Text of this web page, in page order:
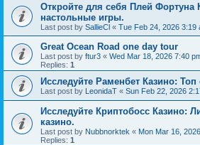
Откройте для себя Плей
настольные игры.
Last post by SallieCl « Tue Feb 24, 2026 3:19
Great Ocean Road one day tour
Last post by ftur3 « Wed Mar 18, 2026 7:40
Replies: 1
Исследуйте Раменбет Казино: Топ
Last post by LeonidaT « Sun Feb 22, 2026
Исследуйте Криптобосс Казино:
казино.
Last post by Nubbnorktek « Mon Mar 16,
Replies: 1